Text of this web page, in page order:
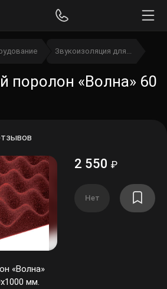
Звукоизоляция для...
поролон «Волна» 60
2 550 ₽
Нет
«Волна»
мм.